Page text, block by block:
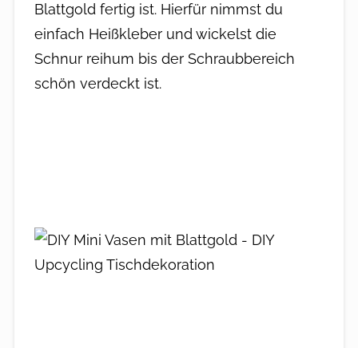
Blattgold fertig ist. Hierfür nimmst du
einfach Heißkleber und wickelst die
Schnur reihum bis der Schraubbereich
schön verdeckt ist.